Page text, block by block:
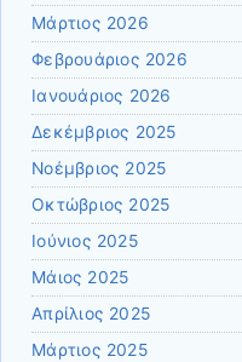
Μάρτιος 2026
Φεβρουάριος 2026
Ιανουάριος 2026
Δεκέμβριος 2025
Νοέμβριος 2025
Οκτώβριος 2025
Ιούνιος 2025
Μάιος 2025
Απρίλιος 2025
Μάρτιος 2025